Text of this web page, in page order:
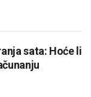
sata: Hoće li